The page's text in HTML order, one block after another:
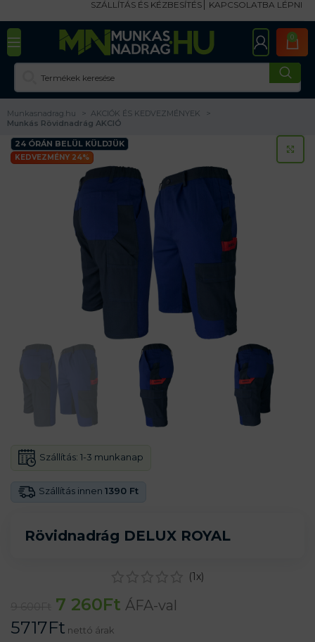
SZÁLLÍTÁS ÉS KÉZBESÍTÉS KAPCSOLATBA LÉPNI
0
Munkasnadrag.hu
AKCIÓK ÉS KEDVEZMÉNYEK
Munkás Rövidnadrág AKCIÓ
24 ÓRÁN BELÜL KÜLDJÜK
KEDVEZMÉNY 24%
Rövidnadrág DELUX ROYAL
Szállítás innen 1390 Ft
Szállítás: 1-3 munkanap
(1x)
7 260Ft ÁFA-val
5717Ft nettó árak